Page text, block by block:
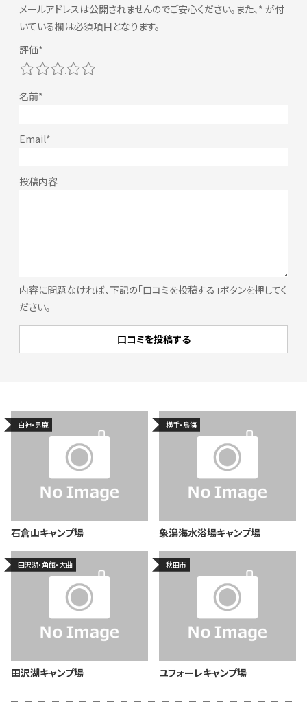
メールアドレスは公開されませんのでご安心ください。また、* が付
いている欄は必須項目となります。
内容に問題なければ、下記の「口コミを投稿する」ボタンを押してく
ださい。
5
4
3
2
白神・男鹿
石倉山キャンプ場
横手・鳥海
象潟海水浴場キャンプ場
田沢湖・角館・大曲
田沢湖キャンプ場
秋田市
ユフォーレキャンプ場